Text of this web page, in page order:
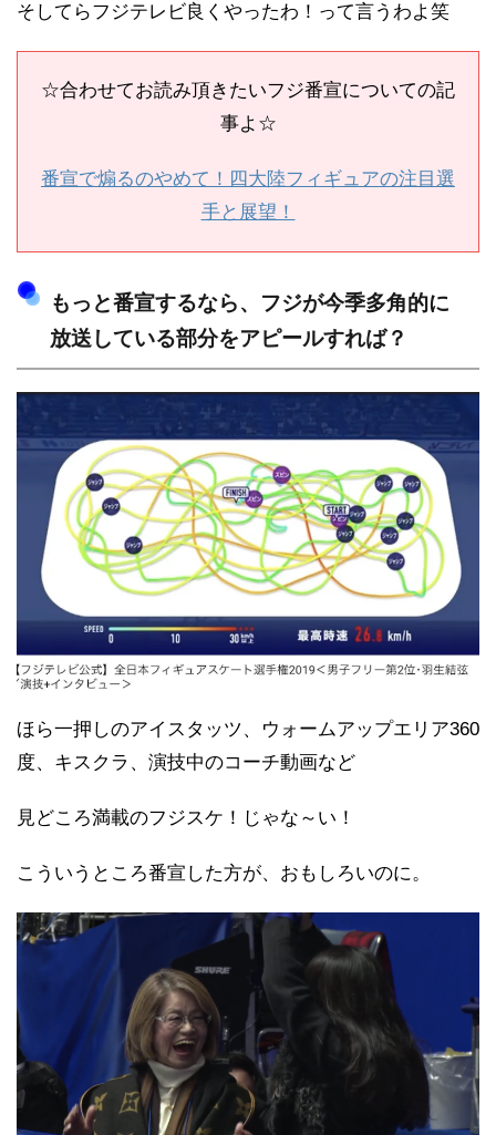
そしてらフジテレビ良くやったわ！って言うわよ笑
☆合わせてお読み頂きたいフジ番宣についての記
事よ☆
番宣で煽るのやめて！四大陸フィギュアの注目選
手と展望！
もっと番宣するなら、フジが今季多角的に
放送している部分をアピールすれば？
ほら一押しのアイスタッツ、ウォームアップエリア360
度、キスクラ、演技中のコーチ動画など
見どころ満載のフジスケ！じゃな～い！
こういうところ番宣した方が、おもしろいのに。